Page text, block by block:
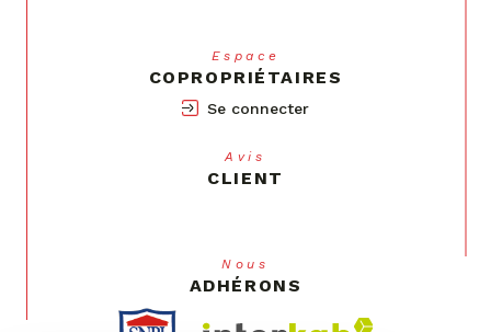
Espace
COPROPRIÉTAIRES
Se connecter
Avis
CLIENT
Nous
ADHÉRONS